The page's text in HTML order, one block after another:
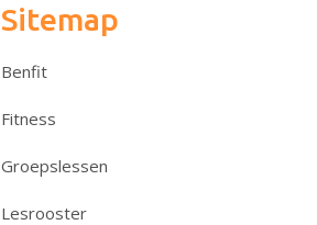
Sitemap
Benfit
Fitness
Groepslessen
Lesrooster